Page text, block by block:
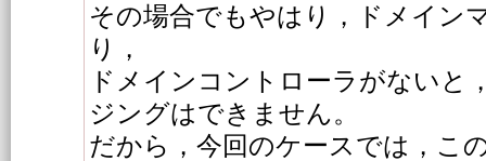
その場合でもやはり，ドメイン
り，
ドメインコントローラがないと
ジングはできません。
だから，今回のケースでは，こ